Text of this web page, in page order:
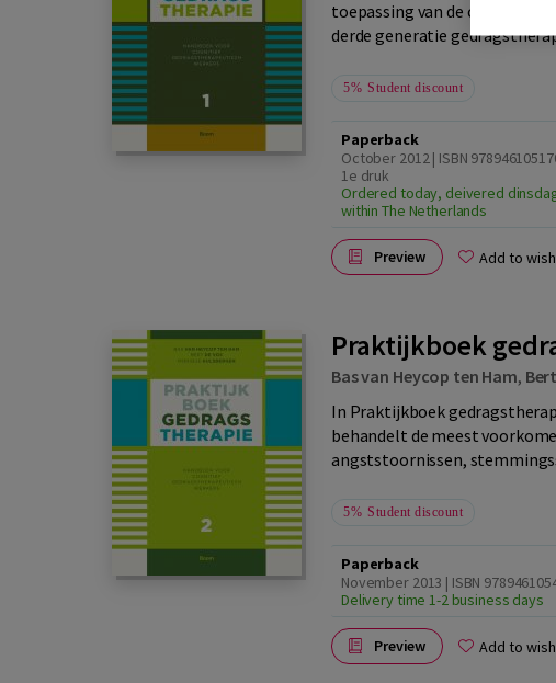
toepassing van de cognitieve
derde generatie
5% Student discount
Paperback
October 2012 | ISBN
1e druk
Ordered today, deivered
within The Netherlands
Preview Add to
Praktijkboek
Bas van Heycop ten Ham,
In Praktijkboek
behandelt de meest
angststoornissen,
5% Student discount
Paperback
November 2013 | ISBN
Delivery time 1-2 business days
Preview Add to